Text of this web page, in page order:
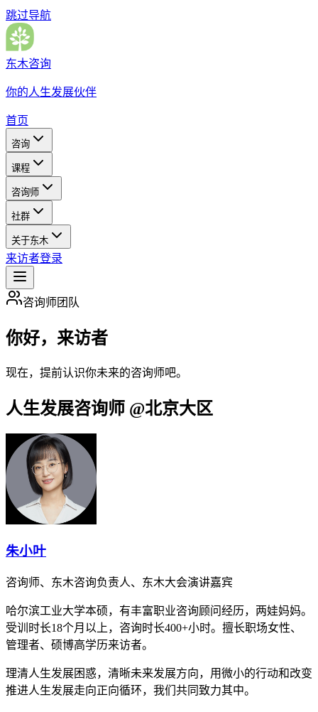
跳过导航
东木咨询
你的人生发展伙伴
首页
咨询
课程
咨询师
社群
关于东木
来访者登录
咨询师团队
你好，来访者
现在，提前认识你未来的咨询师吧。
人生发展咨询师 @北京大区
朱小叶
咨询师、东木咨询负责人、东木大会演讲嘉宾
哈尔滨工业大学本硕，有丰富职业咨询顾问经历，两娃妈妈。
受训时长18个月以上，咨询时长400+小时。擅长职场女性、
管理者、硕博高学历来访者。
理清人生发展困惑，清晰未来发展方向，用微小的行动和改变
推进人生发展走向正向循环，我们共同致力其中。